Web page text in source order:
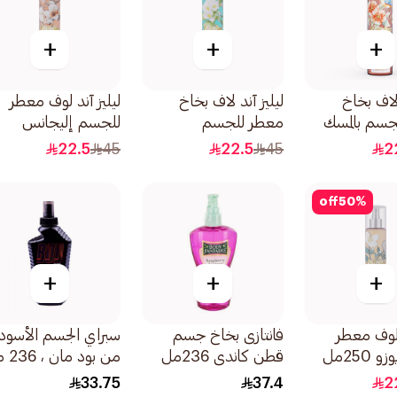
+
لاف بخاخ
بالمسك
+
ليليز آند لاف بخاخ
معطر للجسم
بالياسمين 250مل
45
22.5
+
ليليز آند لوف معطر
للجسم إليجانس
250مل
45
22.5
50%
off
+
لوف معطر
+
فانتازى بخاخ جسم
قطن كاندى 236مل
37.4
+
سبراي الجسم
من بود مان ، 236 مل
33.75